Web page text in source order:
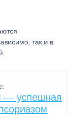
так и в
— успешная